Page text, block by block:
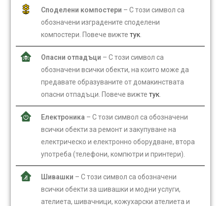
Споделени компостери – С този символ са
обозначени изградените споделени
компостери. Повече вижтетук
Опасни отпадъци – С този символ са
обозначени всички обекти, на които може да
предавате образуваните от домакинствата
опасни отпадъци. Повече вижтетук
Електроника – С този символ са обозначени
всички обекти за ремонт и закупуване на
електрическо и електронно оборудване, втора
употреба (телефони, компютри и принтери).
Шивашки – С този символ са обозначени
всички обекти за шивашки и модни услуги,
ателиета, шивачници, кожухарски ателиета и